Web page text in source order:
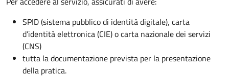
SPID (sistema pubblico di identità digitale), carta
d’identità elettronica (CIE) o carta nazionale dei servizi
(CNS)
tutta la documentazione prevista per la presentazione
della pratica.